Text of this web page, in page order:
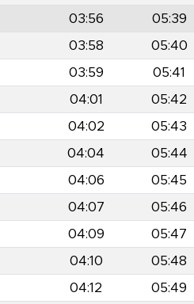
03:56 05:39
03:58 05:40
03:59 05:41
04:01 05:42
04:02 05:43
04:04 05:44
04:06 05:45
04:07 05:46
04:09 05:47
04:10 05:48
04:12 05:49